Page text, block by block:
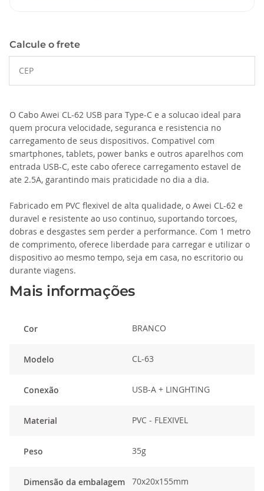
Calcule o frete
O Cabo Awei CL-62 USB para Type-C e a solucao ideal para
quem procura velocidade, seguranca e resistencia no
carregamento de seus dispositivos. Compativel com
smartphones, tablets, power banks e outros aparelhos com
entrada USB-C, este cabo oferece carregamento estavel de
ate 2.5A, garantindo mais praticidade no dia a dia.
Fabricado em PVC flexivel de alta qualidade, o Awei CL-62 e
duravel e resistente ao uso continuo, suportando torcoes,
dobras e desgastes sem perder a performance. Com 1 metro
de comprimento, oferece liberdade para carregar e utilizar o
dispositivo ao mesmo tempo, seja em casa, no escritorio ou
durante viagens.
Mais informações
Cor BRANCO
Modelo CL-63
Conexão USB-A + LINGHTING
Material PVC - FLEXIVEL
Peso 35g
Dimensão da embalagem 70x20x155mm